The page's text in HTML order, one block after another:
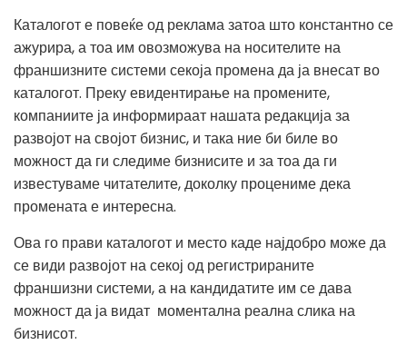
Каталогот е повеќе од реклама затоа што константно се
ажурира, а тоа им овозможува на носителите на
франшизните системи секоја промена да ја внесат во
каталогот. Преку евидентирање на промените,
компаниите ја информираат нашата редакција за
развојот на својот бизнис, и така ние би биле во
можност да ги следиме бизнисите и за тоа да ги
известуваме читателите, доколку процениме дека
промената е интересна.
Ова го прави каталогот и место каде најдобро може да
се види развојот на секој од регистрираните
франшизни системи, а на кандидатите им се дава
можност да ја видат моментална реална слика на
бизнисот.